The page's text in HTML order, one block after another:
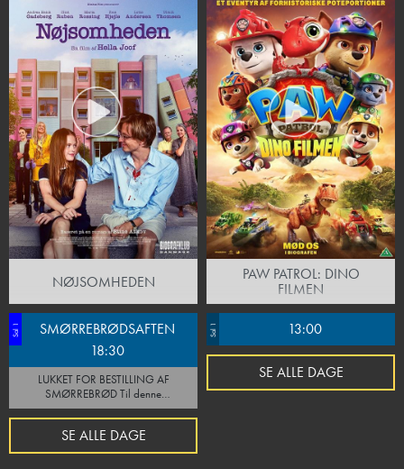
NØJSOMHEDEN
Sal 1
SMØRREBRØDSAFTEN
18:30
LUKKET FOR BESTILLING AF
SMØRREBRØD Til denne
forpremiere vil det være muligt at
tilkøbe 2 stk. smørrebrød og 1 stk.
drikkevare (øl eller vin). Fra kl. 17:45
serverer vi smørrebrød i vores café.
SE ALLE DAGE
PAW PATROL: DINO
FILMEN
Sal 1 13:00
SE ALLE DAGE